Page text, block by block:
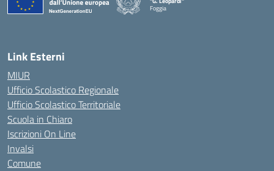
Foggia
— Visita la pagina iniziale della scuola
Link Esterni
MIUR
Ufficio Scolastico Regionale
Ufficio Scolastico Territoriale
Scuola in Chiaro
Iscrizioni On Line
Invalsi
Comune